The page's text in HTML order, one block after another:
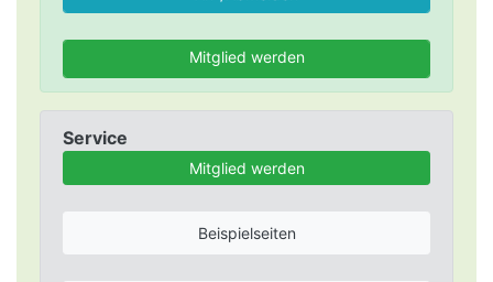
Mitglied werden
Service
Mitglied werden
Beispielseiten